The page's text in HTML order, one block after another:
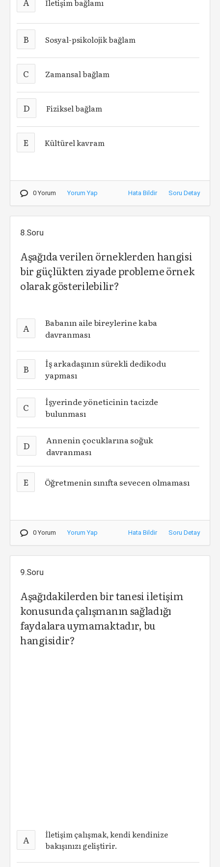
İletişim bağlamı
B Sosyal-psikolojik bağlam
C Zamansal bağlam
D Fiziksel bağlam
E Kültürel kavram
0 Yorum Yorum Yap Hata Bildir Soru Detay
8.Soru
Aşağıda verilen örneklerden hangisi
bir güçlükten ziyade probleme örnek
olarak gösterilebilir?
A
Babanın aile bireylerine kaba
davranması
B
İş arkadaşının sürekli dedikodu
yapması
C
İşyerinde yöneticinin tacizde
bulunması
D
Annenin çocuklarına soğuk
davranması
E Öğretmenin sınıfta sevecen olmaması
0 Yorum Yorum Yap Hata Bildir Soru Detay
9.Soru
Aşağıdakilerden bir tanesi iletişim
konusunda çalışmanın sağladığı
faydalara uymamaktadır, bu
hangisidir?
A
İletişim çalışmak, kendi kendinize
bakışınızı geliştirir.